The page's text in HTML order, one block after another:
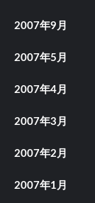
2007年9月
2007年5月
2007年4月
2007年3月
2007年2月
2007年1月